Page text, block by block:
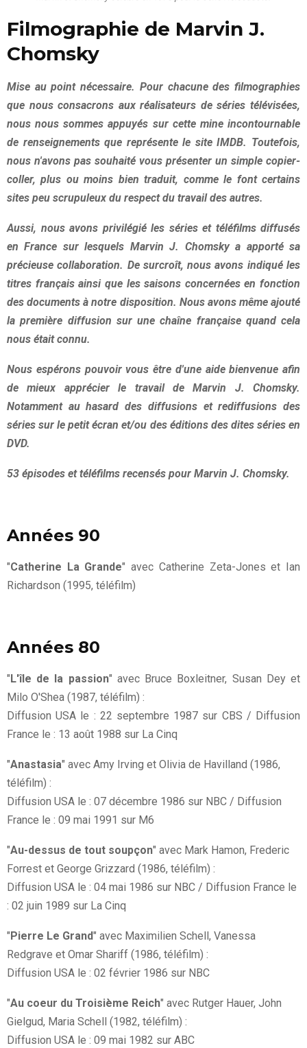
Filmographie de Marvin J.
Chomsky
Mise au point nécessaire. Pour chacune des filmographies
que nous consacrons aux réalisateurs de séries télévisées,
nous nous sommes appuyés sur cette mine incontournable
de renseignements que représente le site IMDB. Toutefois,
nous n'avons pas souhaité vous présenter un simple copier-
coller, plus ou moins bien traduit, comme le font certains
sites peu scrupuleux du respect du travail des autres.
Aussi, nous avons privilégié les séries et téléfilms diffusés
en France sur lesquels Marvin J. Chomsky a apporté sa
précieuse collaboration. De surcroît, nous avons indiqué les
titres français ainsi que les saisons concernées en fonction
des documents à notre disposition. Nous avons même ajouté
la première diffusion sur une chaîne française quand cela
nous était connu.
Nous espérons pouvoir vous être d'une aide bienvenue afin
de mieux apprécier le travail de Marvin J. Chomsky.
Notamment au hasard des diffusions et rediffusions des
séries sur le petit écran et/ou des éditions des dites séries en
DVD.
53 épisodes et téléfilms recensés pour Marvin J. Chomsky.
Années 90
"Catherine La Grande" avec Catherine Zeta-Jones et Ian
Richardson (1995, téléfilm)
Années 80
" L'île de la passion" avec Bruce Boxleitner, Susan Dey et
Milo O'Shea (1987, téléfilm) :
Diffusion USA le : 22 septembre 1987 sur CBS / Diffusion
France le : 13 août 1988 sur La Cinq
"Anastasia" avec Amy Irving et Olivia de Havilland (1986,
téléfilm) :
Diffusion USA le : 07 décembre 1986 sur NBC / Diffusion
France le : 09 mai 1991 sur M6
"Au-dessus de tout soupçon" avec Mark Hamon, Frederic
Forrest et George Grizzard (1986, téléfilm) :
Diffusion USA le : 04 mai 1986 sur NBC / Diffusion France le
: 02 juin 1989 sur La Cinq
" Pierre Le Grand" avec Maximilien Schell, Vanessa
Redgrave et Omar Shariff (1986, téléfilm) :
Diffusion USA le : 02 février 1986 sur NBC
"Au coeur du Troisième Reich" avec Rutger Hauer, John
Gielgud, Maria Schell (1982, téléfilm) :
Diffusion USA le : 09 mai 1982 sur ABC